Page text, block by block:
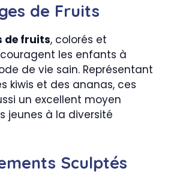
de Fruits
de fruits, colorés et
les enfants à
de vie sain. Représentant
kiwis et des ananas, ces
un excellent moyen
jeunes à la diversité
Sculptés